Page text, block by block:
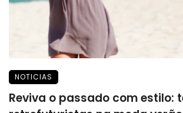
NOTICIAS
Reviva o passado com estilo: